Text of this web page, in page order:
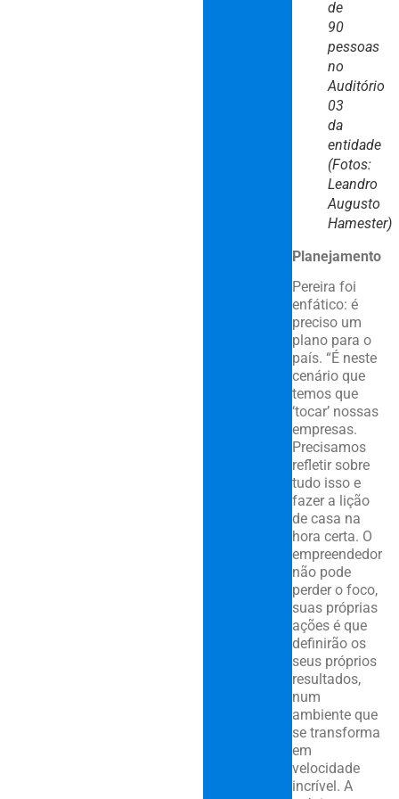
de
90
pessoas
no
Auditório
03
da
entidade
(Fotos:
Leandro
Augusto
Hamester)
Planejamento
Pereira foi
enfático: é
preciso um
plano para o
país. “É neste
cenário que
temos que
‘tocar’ nossas
empresas.
Precisamos
refletir sobre
tudo isso e
fazer a lição
de casa na
hora certa. O
empreendedor
não pode
perder o foco,
suas próprias
ações é que
definirão os
seus próprios
resultados,
num
ambiente que
se transforma
em
velocidade
incrível. A